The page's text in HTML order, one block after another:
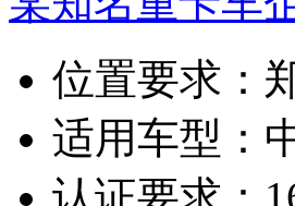
位置要求：
适用车型：
认证要求：